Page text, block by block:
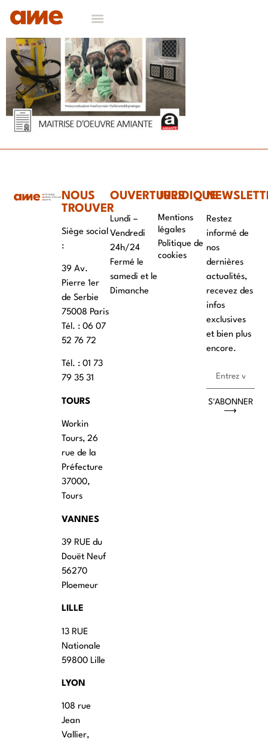
NOUS
TROUVER
Siège social
:
39 Av.
Pierre 1er
de Serbie
75008 Paris
Tél. : ‭06 07
52 76 72
Tél. : 01 73
79 35 31
TOURS
Workin
Tours, 26
rue de la
Préfecture
37000,
Tours
VANNES
39 RUE du
Douët Neuf
56270
Ploemeur
LILLE
13 RUE
Nationale
59800 Lille
LYON
108 rue
Jean
Vallier,
OUVERTURES
Lundi –
Vendredi
24h/24
Fermé le
samedi et le
Dimanche
JURIDIQUE
Mentions
légales
Politique de
cookies
Restez
informé de
nos
dernières
actualités,
recevez des
infos
exclusives
et bien plus
encore.
S'ABONNER
⟶